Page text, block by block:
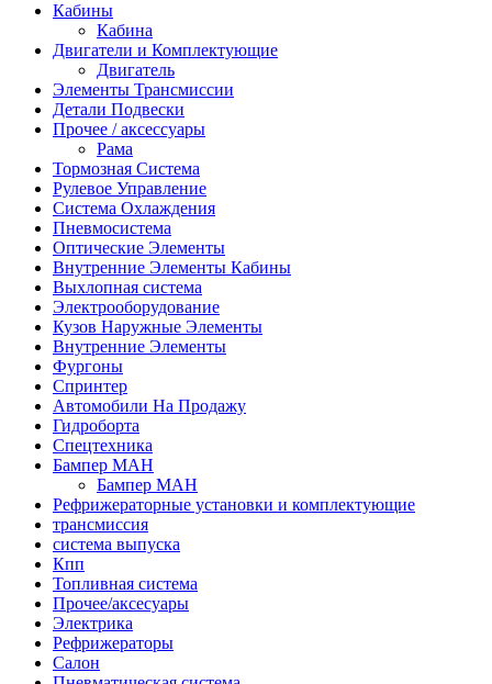
Кабины
Кабина
Двигатели и Комплектующие
Двигатель
Элементы Трансмиссии
Детали Подвески
Прочее / аксессуары
Рама
Тормозная Система
Рулевое Управление
Система Охлаждения
Пневмосистема
Оптические Элементы
Внутренние Элементы Кабины
Выхлопная система
Электрооборудование
Кузов Наружные Элементы
Внутренние Элементы
Фургоны
Спринтер
Автомобили На Продажу
Гидроборта
Спецтехника
Бампер МАН
Бампер МАН
Рефрижераторные установки и комплектующие
трансмиссия
система выпуска
Кпп
Топливная система
Прочее/аксесуары
Электрика
Рефрижераторы
Салон